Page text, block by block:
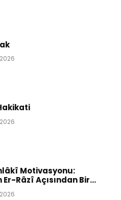
Motivasyonu:
Râzî Açısından Bir...